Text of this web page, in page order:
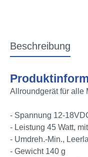
Beschreibung
Allroundgerät für alle
- Spannung 12-
- Leistung 45 Watt,
- Umdreh.-Min.,
- Gewicht 140 g